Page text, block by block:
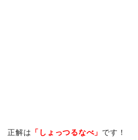
正解は 「しょっつるなべ」 です！